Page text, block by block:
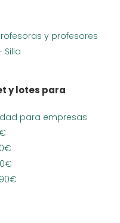
y profesores
Silla
y lotes para
para empresas